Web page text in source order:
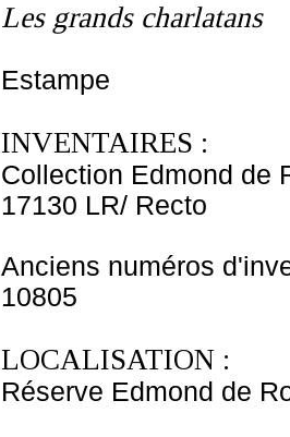
Les grands charlatans
Estampe
INVENTAIRES :
Collection Edmond de
17130 LR/ Recto
Anciens numéros
10805
LOCALISATION :
Réserve Edmond de